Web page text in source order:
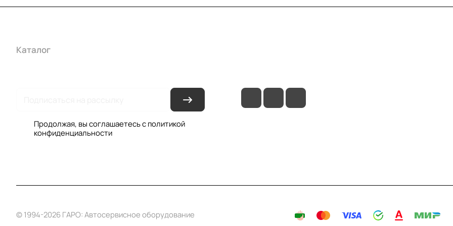
Каталог
Продолжая, вы соглашаетесь с политикой
конфиденциальности
© 1994-2026 ГАРО: Автосервисное оборудование